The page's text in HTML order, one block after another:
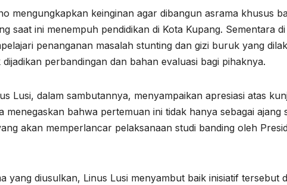
mengungkapkan keinginan agar dibangun asrama khusus
saat ini menempuh pendidikan di Kota Kupang. Sementara
penanganan masalah stunting dan gizi buruk yang
perbandingan dan bahan evaluasi bagi pihaknya.
Lusi, dalam sambutannya, menyampaikan apresiasi atas
menegaskan bahwa pertemuan ini tidak hanya sebagai ajang
akan memperlancar pelaksanaan studi banding oleh
yang diusulkan, Linus Lusi menyambut baik inisiatif tersebut